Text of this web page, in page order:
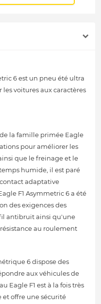
6 est un pneu été ultra
voitures aux caractères
la famille primée Eagle
pour améliorer les
que le freinage et le
humide, il est paré
adaptative
F1 Asymmetric 6 a été
des exigences des
antibruit ainsi qu'une
au roulement
6 dispose des
aux véhicules de
Eagle F1 est à la fois très
et offre une sécurité